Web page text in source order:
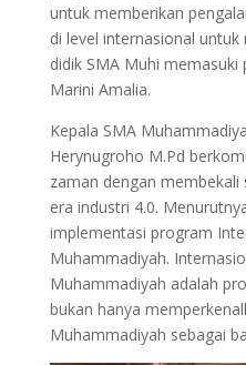
untuk memberikan
di level internasional
didik SMA Muhi memasuki
Marini Amalia.
Kepala SMA
Herynugroho M.Pd
zaman dengan
era industri 4.0.
implementasi program
Muhammadiyah.
Muhammadiyah adalah
bukan hanya
Muhammadiyah sebagai